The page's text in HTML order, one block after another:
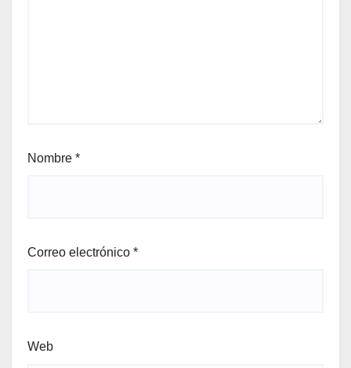
Nombre *
Correo electrónico *
Web